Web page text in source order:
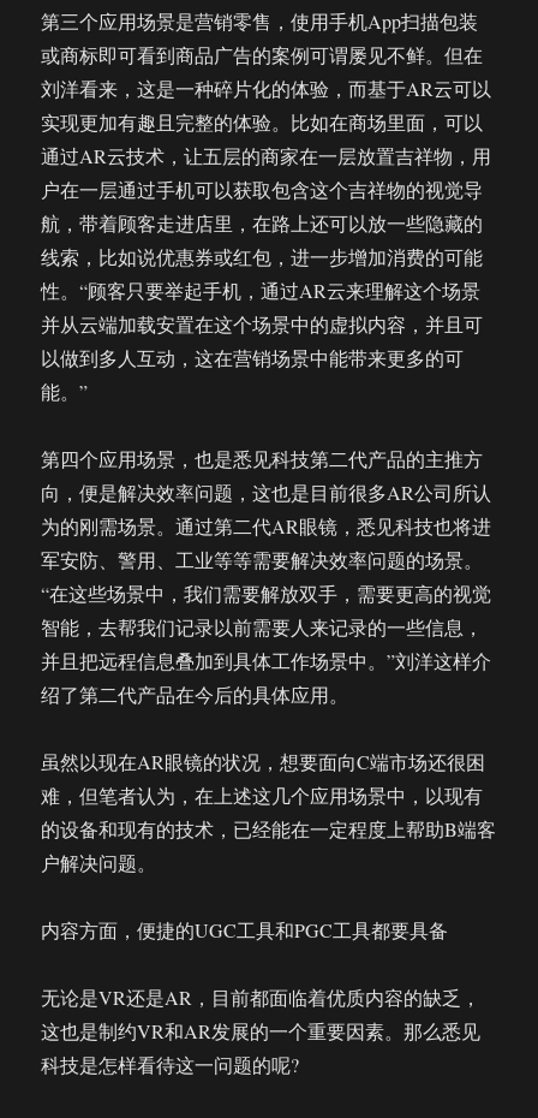
第三个应用场景是营销零售，使用手机App扫描包装
或商标即可看到商品广告的案例可谓屡见不鲜。但在
刘洋看来，这是一种碎片化的体验，而基于AR云可以
实现更加有趣且完整的体验。比如在商场里面，可以
通过AR云技术，让五层的商家在一层放置吉祥物，用
户在一层通过手机可以获取包含这个吉祥物的视觉导
航，带着顾客走进店里，在路上还可以放一些隐藏的
线索，比如说优惠券或红包，进一步增加消费的可能
性。“顾客只要举起手机，通过AR云来理解这个场景
并从云端加载安置在这个场景中的虚拟内容，并且可
以做到多人互动，这在营销场景中能带来更多的可
能。”
第四个应用场景，也是悉见科技第二代产品的主推方
向，便是解决效率问题，这也是目前很多AR公司所认
为的刚需场景。通过第二代AR眼镜，悉见科技也将进
军安防、警用、工业等等需要解决效率问题的场景。
“在这些场景中，我们需要解放双手，需要更高的视觉
智能，去帮我们记录以前需要人来记录的一些信息，
并且把远程信息叠加到具体工作场景中。”刘洋这样介
绍了第二代产品在今后的具体应用。
虽然以现在AR眼镜的状况，想要面向C端市场还很困
难，但笔者认为，在上述这几个应用场景中，以现有
的设备和现有的技术，已经能在一定程度上帮助B端客
户解决问题。
内容方面，便捷的UGC工具和PGC工具都要具备
无论是VR还是AR，目前都面临着优质内容的缺乏，
这也是制约VR和AR发展的一个重要因素。那么悉见
科技是怎样看待这一问题的呢?